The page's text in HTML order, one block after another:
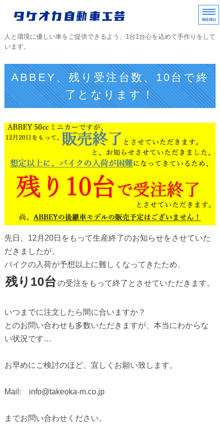
タケオカ自動車工芸
人と環境に優しい車をご提供できるよう、1台1台心を込めて手作りをして
います。
ホーム
TAKEOKAラインアップ
不動車レスキュー
会社概要/協力店/ご質問
ABBEY、残り受注台数、10台で終
了となります！
先日、12月20日をもって生産終了のお知らせをさせていた
だきましたが、
バイクの入荷が予想以上に難しくなってきたため、
残り10台の受注をもって終了とさせていただきます。
いつまでに注文したら間に合いますか？
とのお問い合わせも多数いただきますが、本当にわからな
い状況です…
お早めにご検討のほど、宜しくお願い致します。
Mail: info@takeoka-m.co.jp
までお問い合わせください。